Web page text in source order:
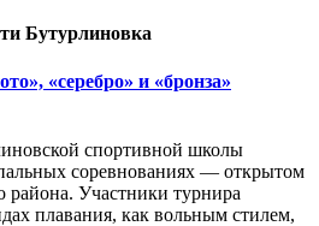
Бутурлиновка
«серебро» и «бронза»
спортивной школы
соревнованиях — открытом
района. Участники турнира
плавания, как вольным стилем,